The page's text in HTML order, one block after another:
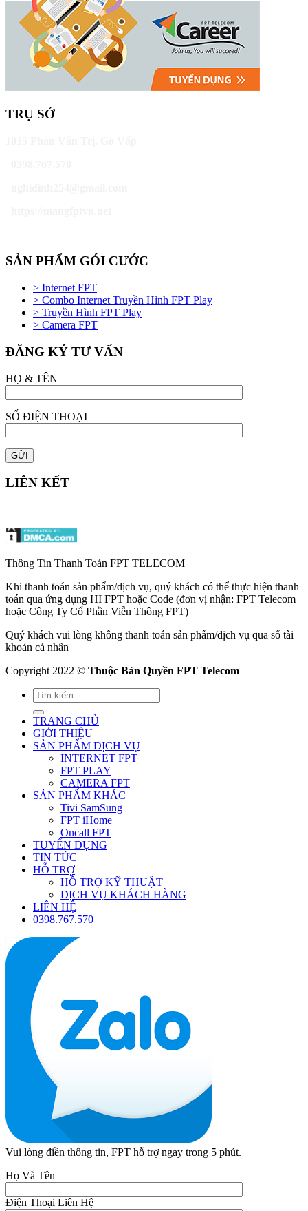
TRỤ SỞ
SẢN PHẨM GÓI CƯỚC
> Internet FPT
> Combo Internet Truyền Hình FPT Play
> Truyền Hình FPT Play
> Camera FPT
ĐĂNG KÝ TƯ VẤN
HỌ & TÊN
SỐ ĐIỆN THOẠI
LIÊN KẾT
Thông Tin Thanh Toán FPT TELECOM
Khi thanh toán sản phẩm/dịch vụ, quý khách có thể thực hiện thanh
toán qua ứng dụng HI FPT hoặc Code (đơn vị nhận: FPT Telecom
hoặc Công Ty Cổ Phần Viễn Thông FPT)
Quý khách vui lòng không thanh toán sản phẩm/dịch vụ qua số tài
khoản cá nhân
Copyright 2022 © Thuộc Bản Quyền FPT Telecom
TRANG CHỦ
GIỚI THIỆU
SẢN PHẨM DỊCH VỤ
INTERNET FPT
FPT PLAY
CAMERA FPT
SẢN PHẨM KHÁC
Tivi SamSung
FPT iHome
Oncall FPT
TUYỂN DỤNG
TIN TỨC
HỖ TRỢ
HỖ TRỢ KỸ THUẬT
DỊCH VỤ KHÁCH HÀNG
LIÊN HỆ
0398.767.570
Vui lòng điền thông tin, FPT hỗ trợ ngay trong 5 phút.
Họ Và Tên
Điện Thoại Liên Hệ